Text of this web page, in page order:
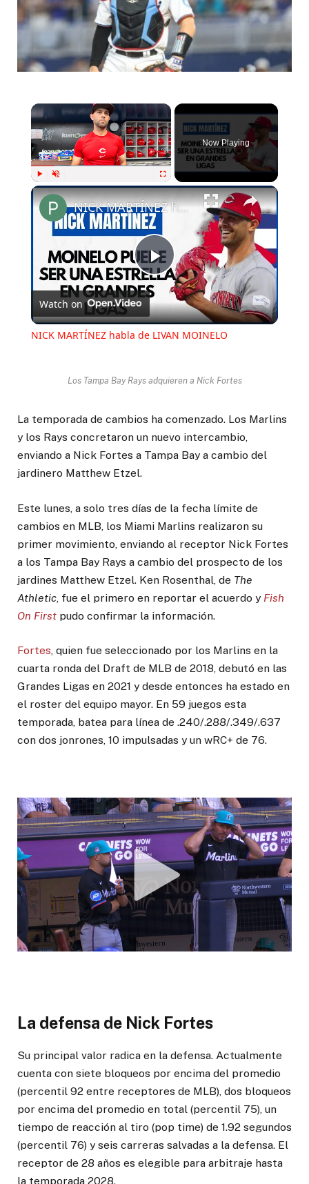
Play Unmute Fullscreen
Now Playing
Play
Video
NICK MARTÍNEZ habla de LIVAN MOINELO
Watch on
NICK MARTÍNEZ habla de LIVAN MOINELO
Los Tampa Bay Rays adquieren a Nick Fortes
La temporada de cambios ha comenzado. Los Marlins
y los Rays concretaron un nuevo intercambio,
enviando a Nick Fortes a Tampa Bay a cambio del
jardinero Matthew Etzel.
Este lunes, a solo tres días de la fecha límite de
cambios en MLB, los Miami Marlins realizaron su
primer movimiento, enviando al receptor Nick Fortes
a los Tampa Bay Rays a cambio del prospecto de los
jardines Matthew Etzel. Ken Rosenthal, de The
Athletic , fue el primero en reportar el acuerdo y Fish
On First pudo confirmar la información.
Fortes , quien fue seleccionado por los Marlins en la
cuarta ronda del Draft de MLB de 2018, debutó en las
Grandes Ligas en 2021 y desde entonces ha estado en
el roster del equipo mayor. En 59 juegos esta
temporada, batea para línea de .240/.288/.349/.637
con dos jonrones, 10 impulsadas y un wRC+ de 76.
La defensa de Nick Fortes
Su principal valor radica en la defensa. Actualmente
cuenta con siete bloqueos por encima del promedio
(percentil 92 entre receptores de MLB), dos bloqueos
por encima del promedio en total (percentil 75), un
tiempo de reacción al tiro (pop time) de 1.92 segundos
(percentil 76) y seis carreras salvadas a la defensa. El
receptor de 28 años es elegible para arbitraje hasta
la temporada 2028.